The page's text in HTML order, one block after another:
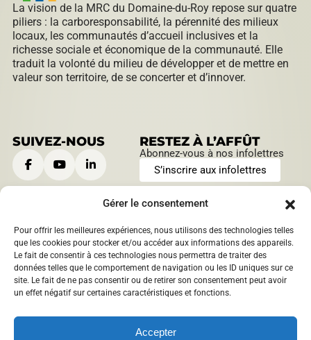
Gérer le consentement
Pour offrir les meilleures expériences, nous utilisons des technologies telles
que les cookies pour stocker et/ou accéder aux informations des appareils.
Le fait de consentir à ces technologies nous permettra de traiter des
données telles que le comportement de navigation ou les ID uniques sur ce
site. Le fait de ne pas consentir ou de retirer son consentement peut avoir
un effet négatif sur certaines caractéristiques et fonctions.
Accepter
La vision de la MRC du Domaine-du-Roy repose sur quatre
piliers : la carboresponsabilité, la pérennité des milieux
locaux, les communautés d’accueil inclusives et la
richesse sociale et économique de la communauté. Elle
traduit la volonté du milieu de développer et de mettre en
valeur son territoire, de se concerter et d’innover.
SUIVEZ-NOUS RESTEZ À L’AFFÛT
Abonnez-vous à nos infolettres
S’inscrire aux infolettres
CONTACTEZ-NOUS
901, boulevard Saint-Joseph
Roberval, Québec,Canada
1209 boulevard Sacré-Coeur
Saint-Félicien, Québec,
info@​mrcdomaineduroy.ca
HEURES D’OUVERTURE
Lundi au jeudi:
9 h à 12 h | 13 h à 16 h
Vendredi:
9 h à 12 h